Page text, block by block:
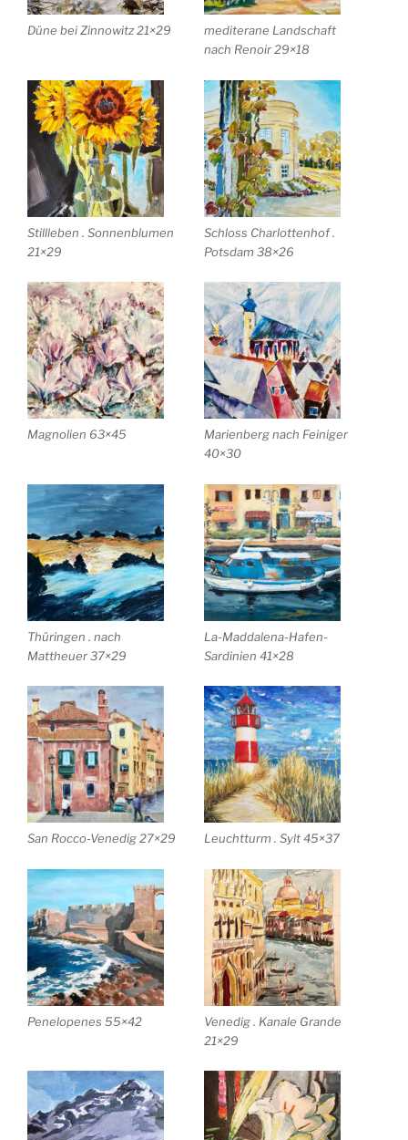
Düne bei Zinnowitz 21×29
mediterane Landschaft
nach Renoir 29×18
Stillleben . Sonnenblumen
21×29
Schloss Charlottenhof .
Potsdam 38×26
Magnolien 63×45
Marienberg nach Feiniger
40×30
Thüringen . nach
Mattheuer 37×29
La-Maddalena-Hafen-
Sardinien 41×28
San Rocco-Venedig 27×29 Leuchtturm . Sylt 45×37
Penelopenes 55×42
Venedig . Kanale Grande
21×29